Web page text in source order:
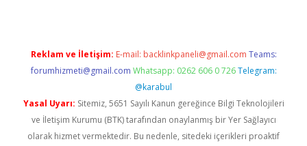
Reklam ve İletişim: E-mail: backlinkpaneli@gmail.com Teams:
forumhizmeti@gmail.com Whatsapp: 0262 606 0 726 Telegram:
@karabul
Yasal Uyarı: Sitemiz, 5651 Sayılı Kanun gereğince Bilgi Teknolojileri
ve İletişim Kurumu (BTK) tarafından onaylanmış bir Yer Sağlayıcı
olarak hizmet vermektedir. Bu nedenle, sitedeki içerikleri proaktif